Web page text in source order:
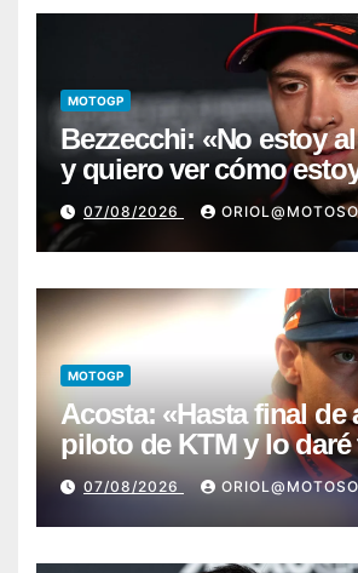
MOTOGP
Bezzecchi: «No estoy
y quiero ver cómo
moto; desde Aragón
guerra»
07/08/2026
MOTOGP
Acosta: «Hasta final de
piloto de KTM y lo
conseguir mi primera
07/08/2026